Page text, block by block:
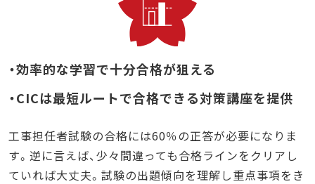
・効率的な学習で十分合格が狙える
・CICは最短ルートで合格できる対策講座を提供
工事担任者試験の合格には60％の正答が必要になりま
す。逆に言えば、少々間違っても合格ラインをクリアし
ていれば大丈夫。試験の出題傾向を理解し重点事項をき